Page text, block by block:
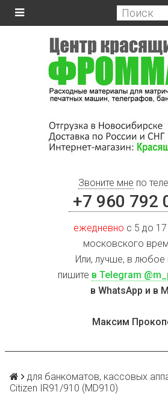
Звоните мне по
+7 960 792
ежедневно с 5 до
московского
Или, лучше, в любое
пишите в Telegram
в WhatsApp и в
Максим
для банкоматов, кассовых
Citizen IR91/910 (MD910)